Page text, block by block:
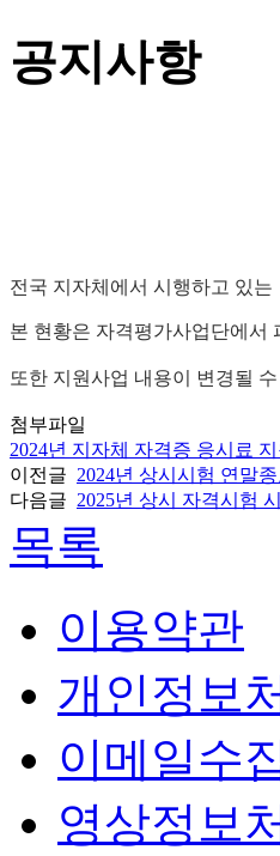
공지사항
전국 지자체에서 시행하고 있
본 현황은 자격평가사업단에서
또한 지원사업 내용이 변경될
첨부파일
2024년 지자체 자격증 응시료
이전글 2024년 상시시험 연말
다음글 2025년 상시 자격시험
목록
이용약관
개인정보
이메일수
영상정보